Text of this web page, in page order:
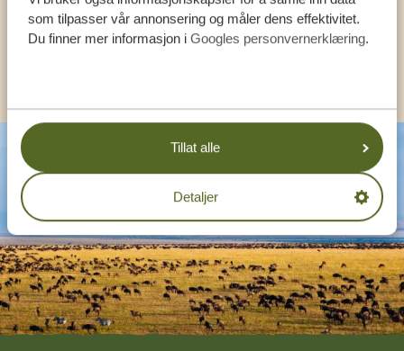
som tilpasser vår annonsering og måler dens effektivitet.
Du finner mer informasjon i Googles personvernerklæring.
Tillat alle
Detaljer
NORSK:+31 174 788 108
Footer